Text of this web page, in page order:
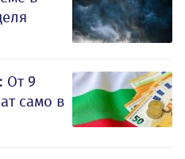
От 9
само в